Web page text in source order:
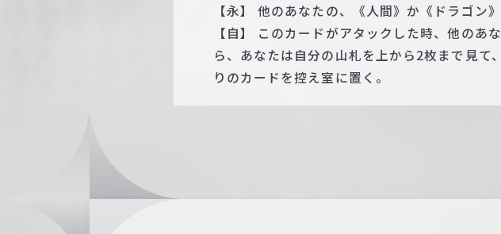
【永】 他のあなたの、《人間》か《ドラゴン
【自】 このカードがアタックした時、他の
ら、あなたは自分の山札を上から2枚まで見
りのカードを控え室に置く。